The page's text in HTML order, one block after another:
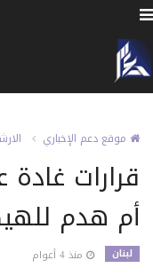
موقع دعم الإخباري
قرارات
أم هدم
لبنان منذ 4 أعوام